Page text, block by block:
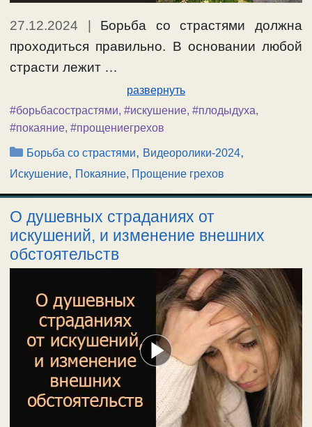
27.12.2024
Борьба со страстями должна
проходиться правильно. В основании любой
страсти лежит …
развернуть
#борьбасострастями, #искушение, #плодыдуха,
#покаяние, #прощениегрехов
Рубрики
Борьба со страстями, Видеоролики-2024,
Искушение, Покаяние, Прощение грехов
О душевных страданиях от
искушений, и изменение внешних
обстоятельств